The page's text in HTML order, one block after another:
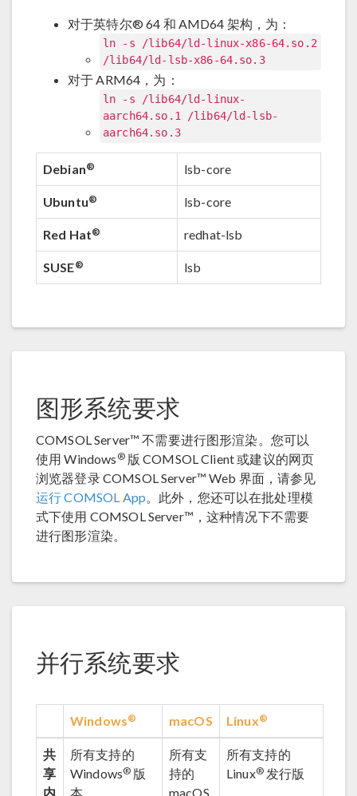
对于英特尔® 64 和 AMD64 架构，为：
ln -s /lib64/ld-linux-x86-64.so.2
/lib64/ld-lsb-x86-64.so.3
对于 ARM64，为：
ln -s /lib64/ld-linux-
aarch64.so.1 /lib64/ld-lsb-
aarch64.so.3
Debian® lsb-core
Ubuntu® lsb-core
Red Hat® redhat-lsb
SUSE® lsb
图形系统要求
COMSOL Server™ 不需要进行图形渲染。您可以
使用 Windows ®版 COMSOL Client 或建议的网页
浏览器登录 COMSOL Server™ Web 界面，请参见
运行 COMSOL App。此外，您还可以在批处理模
式下使用 COMSOL Server™，这种情况下不需要
进行图形渲染。
并行系统要求
Windows® macOS Linux®
共
享
内
所有支持的
Windows® 版
本
所有支
持的
macOS
所有支持的
Linux®发行版